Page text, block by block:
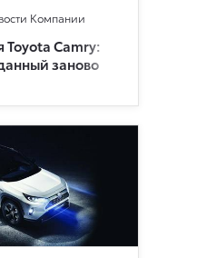
Компании
Toyota Camry:
заново